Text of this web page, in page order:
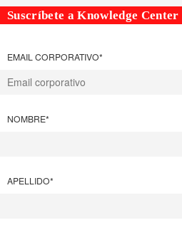
Suscríbete a Knowledge Center
EMAIL CORPORATIVO*
NOMBRE*
APELLIDO*